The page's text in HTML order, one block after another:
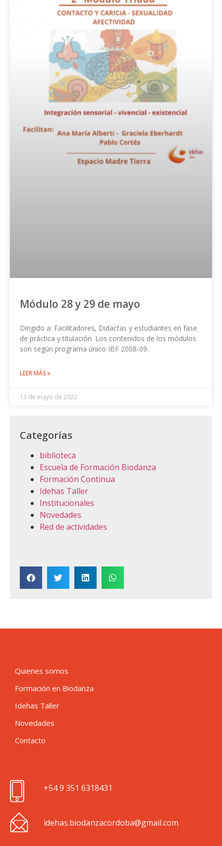
Módulo 28 y 29 de mayo
Dirigido a: Facilitadores, Didactas y estudiantes en fase
de práctica y titulación. Los contenidos de los módulos
son según programa único IBF 2008-09.
LEER MÁS »
13 de mayo de 2022
Categorías
biblioteca
Escuela de Formación Biodanza
Formación Continua
Idehas Taller
Institucionales
Novedades
Red de actividades
Quienes somos
Formación en Biodanza
Idehas Taller
Novedades
Contacto
+549 351 6318431
idehas.biodanzacordoba@gmail.com